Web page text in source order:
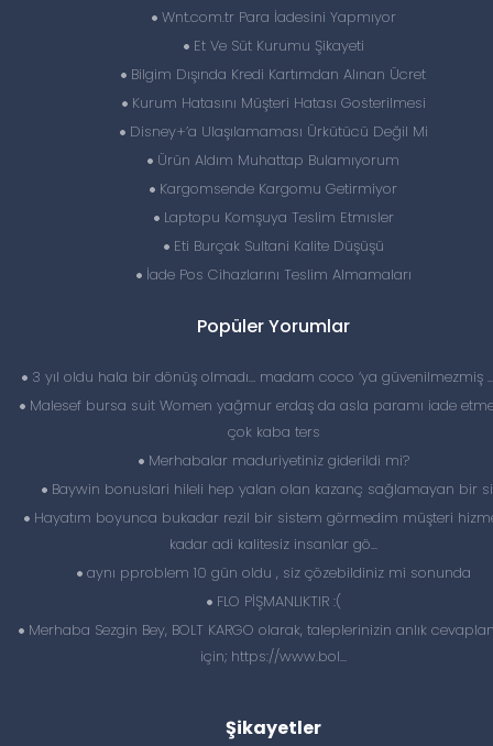
Wnt.com.tr Para İadesini Yapmıyor
Et Ve Süt Kurumu Şikayeti
Bilgim Dışında Kredi Kartımdan Alınan Ücret
Kurum Hatasını Müşteri Hatası Gosterilmesi
Disney+’a Ulaşılamaması Ürkütücü Değil Mi
Ürün Aldım Muhattap Bulamıyorum
Kargomsende Kargomu Getirmiyor
Laptopu Komşuya Teslim Etmısler
Eti Burçak Sultani Kalite Düşüşü
İade Pos Cihazlarını Teslim Almamaları
Popüler Yorumlar
3 yıl oldu hala bir dönüş olmadı… madam coco ‘ya güvenilmezmiş
Malesef bursa suit Women yağmur erdaş da asla paramı iade
çok kaba ters
Merhabalar maduriyetiniz giderildi mi?
Baywin bonuslari hileli hep yalan olan kazanç sağlamayan bir
Hayatım boyunca bukadar rezil bir sistem görmedim müşteri
kadar adi kalitesiz insanlar gö...
aynı pproblem 10 gün oldu , siz çözebildiniz mi sonunda
FLO PİŞMANLIKTIR :(
Merhaba Sezgin Bey, BOLT KARGO olarak, taleplerinizin anlık
için; https://www.bol...
Şikayetler